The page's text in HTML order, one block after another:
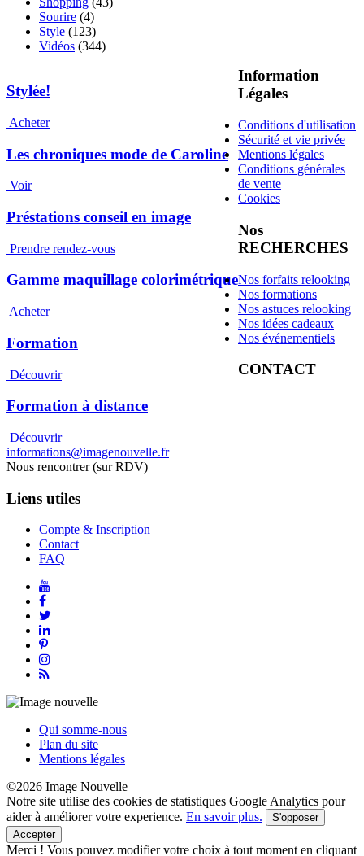
Sourire (4)
Style (123)
Vidéos (344)
Stylée!
Acheter
Les chroniques mode de Caroline
Voir
Préstations conseil en image
Prendre rendez-vous
Gamme maquillage colorimétrique
Acheter
Formation
Découvrir
Formation à distance
Découvrir
Information
Légales
Conditions d'utilisation
Sécurité et vie privée
Mentions légales
Conditions générales
de vente
Cookies
Nos
RECHERCHES
Nos forfaits relooking
Nos formations
Nos astuces relooking
Nos idées cadeaux
Nos événementiels
CONTACT
informations@imagenouvelle.fr
Nous rencontrer (sur RDV)
Liens utiles
Compte & Inscription
Contact
FAQ
Qui somme-nous
Plan du site
Mentions légales
©2026 Image Nouvelle
Notre site utilise des cookies de statistiques Google Analytics pour
aider à améliorer votre experience. En savoir plus.
S'opposer
Accepter
Merci ! Vous pouvez modifier votre choix à tout moment en cliquant